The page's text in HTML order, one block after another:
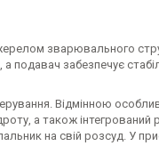
зварювального
подавач забезпечує
Відмінною
а також інтегрований
на свій розсуд. У